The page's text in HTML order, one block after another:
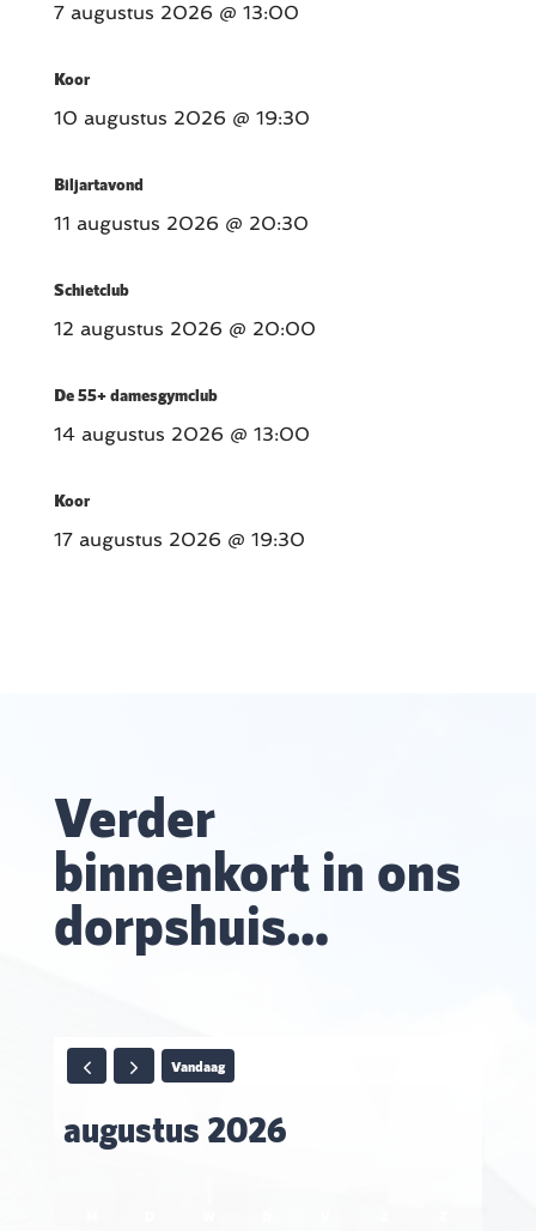
7 augustus 2026 @ 13:00
Koor
10 augustus 2026 @ 19:30
Biljartavond
11 augustus 2026 @ 20:30
Schietclub
12 augustus 2026 @ 20:00
De 55+ damesgymclub
14 augustus 2026 @ 13:00
Koor
17 augustus 2026 @ 19:30
Verder
binnenkort in ons
dorpshuis…
Vandaag
augustus 2026